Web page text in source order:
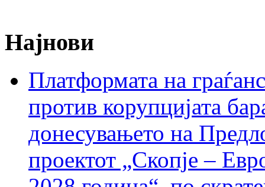
Најнови
Платформата на
против корупцијата
донесувањето на
проектот „Скопје –